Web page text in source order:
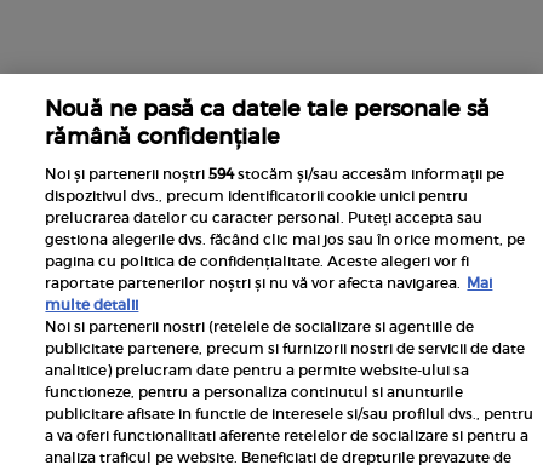
Nouă ne pasă ca datele tale personale să
rămână confidențiale
Noi și partenerii noștri594stocăm și/sau accesăm informații pe
dispozitivul dvs., precum identificatorii cookie unici pentru
prelucrarea datelor cu caracter personal. Puteți accepta sau
gestiona alegerile dvs. făcând clic mai jos sau în orice moment, pe
pagina cu politica de confidențialitate. Aceste alegeri vor fi
raportate partenerilor noștri și nu vă vor afecta navigarea. Mai
multe detalii
Noi si partenerii nostri (retelele de socializare si agentiile de
publicitate partenere, precum si furnizorii nostri de servicii de date
analitice) prelucram date pentru a permite website-ului sa
functioneze, pentru a personaliza continutul si anunturile
publicitare afisate in functie de interesele si/sau profilul dvs., pentru
a va oferi functionalitati aferente retelelor de socializare si pentru a
analiza traficul pe website. Beneficiati de drepturile prevazute de